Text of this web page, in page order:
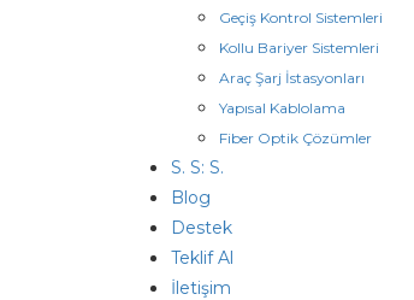
Geçiş Kontrol Sistemleri
Kollu Bariyer Sistemleri
Araç Şarj İstasyonları
Yapısal Kablolama
Fiber Optik Çözümler
S. S: S.
Blog
Destek
Teklif Al
İletişim